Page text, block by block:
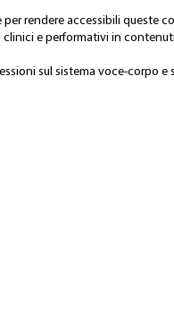
per rendere accessibili queste
e performativi in
sul sistema voce-corpo e